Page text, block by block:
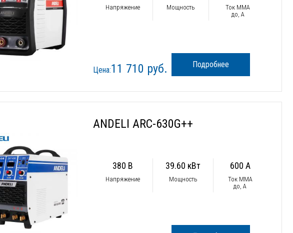
Напряжение Мощность
Ток ММА
до, А
Цена:11 710 руб. Подробнее
ANDELI ARC-630G++
380 В
Напряжение
39.60 кВт
Мощность
600 А
Ток ММА
до, А